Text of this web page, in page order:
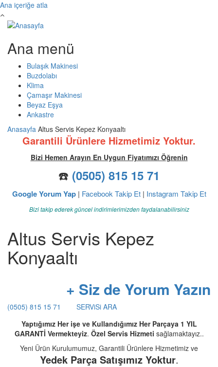
Ana içeriğe atla
Ana menü
Bulaşık Makinesi
Buzdolabı
Klima
Çamaşır Makinesi
Beyaz Eşya
Ankastre
Anasayfa Altus Servis Kepez Konyaaltı
Garantili Ürünlere Hizmetimiz Yoktur.
Bizi Hemen Arayın En Uygun Fiyatımızı Öğrenin
☎️ (0505) 815 15 71
Google Yorum Yap| Facebook Takip Et| Instagram Takip Et
Bizi takip ederek güncel indirimlerimizden faydalanabilirsiniz
Altus Servis Kepez
Konyaaltı
+ Siz de Yorum Yazın
(0505) 815 15 71
SERViSi ARA
Yaptığımız Her işe ve Kullandığımız Her Parçaya 1 YIL
GARANTİ Vermekteyiz. Özel Servis Hizmeti sağlamaktayız..
Yeni Ürün Kurulumumuz, Garantili Ürünlere Hizmetimiz ve
Yedek Parça Satışımız Yoktur.